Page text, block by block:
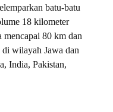
batu-batu
18 kilometer
80 km dan
wilayah Jawa dan
India, Pakistan,